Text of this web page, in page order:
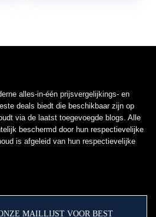
alles-in-één prijsvergelijkings- en
deals biedt die beschikbaar zijn op
via de laatst toegevoegde blogs. Alle
beschermd door hun respectievelijke
is afgeleid van hun respectievelijke
MAILLIJST VOOR BEST